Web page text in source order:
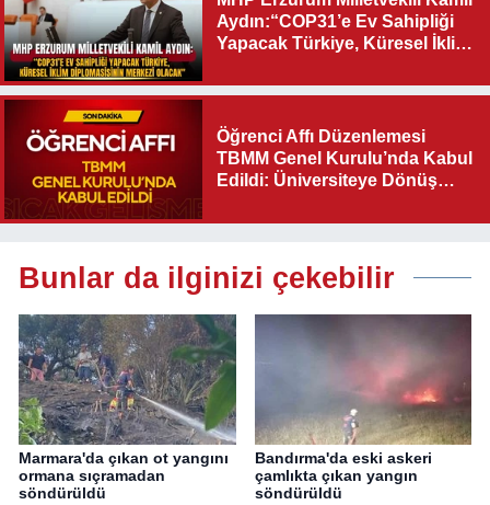
Aydın:“COP31’e Ev Sahipliği
Yapacak Türkiye, Küresel İklim
Olacak"
Öğrenci Affı Düzenlemesi
TBMM Genel Kurulu’nda Kabul
Edildi: Üniversiteye Dönüş
Bunlar da ilginizi çekebilir
Marmara'da çıkan ot yangını
ormana sıçramadan
söndürüldü
Bandırma'da eski askeri
çamlıkta çıkan yangın
söndürüldü